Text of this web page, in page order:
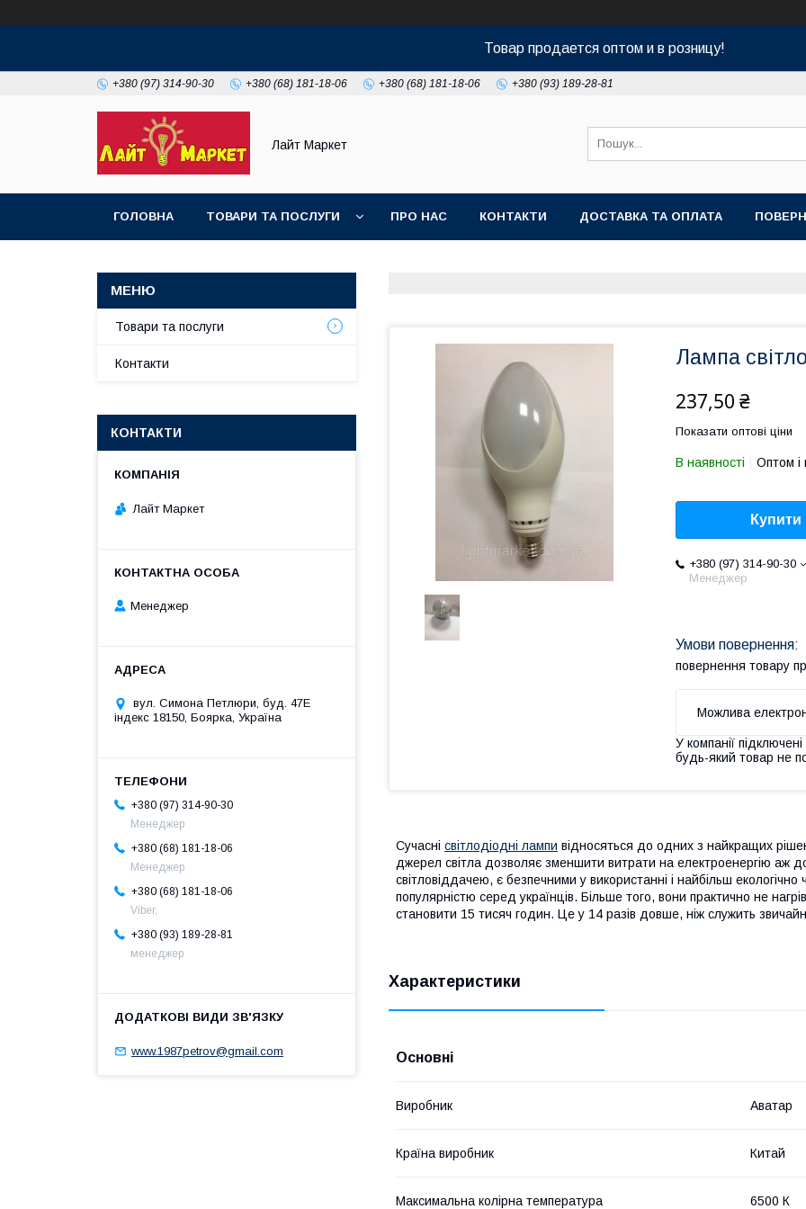
Товар продается оптом и в розницу!
+380 (97) 314-90-30 +380 (68) 181-18-06 +380 (68) 181-18-06 +380 (93) 189-28-81
Лайт Маркет
ГОЛОВНА ТОВАРИ ТА ПОСЛУГИ ПРО НАС КОНТАКТИ ДОСТАВКА ТА ОПЛАТА
Лампа
237,50 ₴
Показати оптові ціни
В наявності Оптом і
Купити
+380 (97) 314-90-30
Менеджер
повернення товару
У компанії
будь-який товар не
Сучасні світлодіодні лампи відносяться до одних з найкращих
джерел світла дозволяє зменшити витрати на електроенергію аж
світловіддачею, є безпечними у використанні і найбільш
популярністю серед українців. Більше того, вони практично не
становити 15 тисяч годин. Це у 14 разів довше, ніж служить
Характеристики
Основні
Виробник Аватар
Країна виробник Китай
Максимальна колірна температура 6500 К
Товари та послуги
Контакти
КОНТАКТИ
Лайт Маркет
Менеджер
вул. Симона Петлюри, буд. 47Е
індекс 18150, Боярка, Україна
+380 (97) 314-90-30
Менеджер
+380 (68) 181-18-06
Менеджер
+380 (68) 181-18-06
Viber,
+380 (93) 189-28-81
менеджер
www.1987petrov@gmail.com